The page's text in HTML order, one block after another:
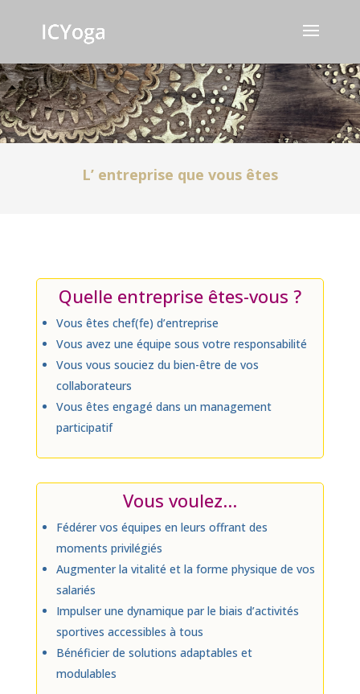
L’ entreprise que vous êtes
Quelle entreprise êtes-vous ?
Vous êtes chef(fe) d’entreprise
Vous avez une équipe sous votre responsabilité
Vous vous souciez du bien-être de vos
collaborateurs
Vous êtes engagé dans un management
participatif
Vous voulez…
Fédérer vos équipes en leurs offrant des
moments privilégiés
Augmenter la vitalité et la forme physique de vos
salariés
Impulser une dynamique par le biais d’activités
sportives accessibles à tous
Bénéficier de solutions adaptables et
modulables